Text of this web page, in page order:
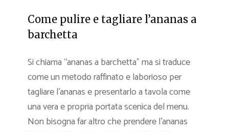
Come pulire e tagliare l’ananas a
barchetta
Si chiama “ananas a barchetta” ma si traduce
come un metodo raffinato e laborioso per
tagliare l’ananas e presentarlo a tavola come
una vera e propria portata scenica del menu.
Non bisogna far altro che prendere l’ananas